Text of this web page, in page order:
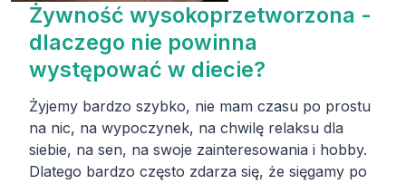
Żywność wysokoprzetworzona -
dlaczego nie powinna
występować w diecie?
Żyjemy bardzo szybko, nie mam czasu po prostu
na nic, na wypoczynek, na chwilę relaksu dla
siebie, na sen, na swoje zainteresowania i hobby.
Dlatego bardzo często zdarza się, że sięgamy po